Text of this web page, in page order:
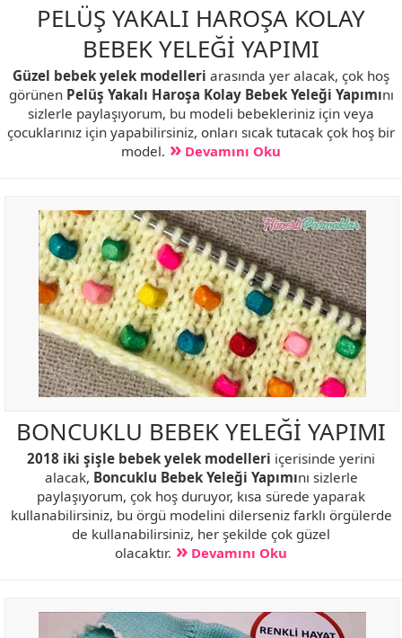
PELÜŞ YAKALI HAROŞA KOLAY
BEBEK YELEĞİ YAPIMI
Güzel bebek yelek modelleri arasında yer alacak, çok hoş
görünen Pelüş Yakalı Haroşa Kolay Bebek Yeleği Yapımını
sizlerle paylaşıyorum, bu modeli bebekleriniz için veya
çocuklarınız için yapabilirsiniz, onları sıcak tutacak çok hoş bir
model.
Devamını Oku
BONCUKLU BEBEK YELEĞİ YAPIMI
2018 iki şişle bebek yelek modelleri içerisinde yerini
alacak, Boncuklu Bebek Yeleği Yapımını sizlerle
paylaşıyorum, çok hoş duruyor, kısa sürede yaparak
kullanabilirsiniz, bu örgü modelini dilerseniz farklı örgülerde
de kullanabilirsiniz, her şekilde çok güzel
olacaktır.
Devamını Oku